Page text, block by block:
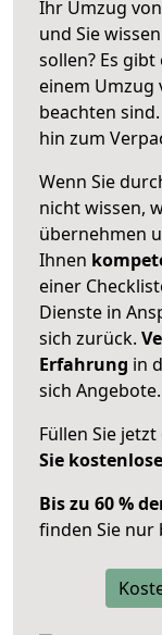
Ihr Umzug
und Sie
sollen? Es
einem Umzug
beachten sind.
hin zum
Wenn Sie
nicht wissen,
übernehmen
Ihnen
einer
Dienste in
sich zurück.
Erfahrung in
sich Angebote.
Füllen Sie
Sie
Bis zu 60 %
finden Sie nur